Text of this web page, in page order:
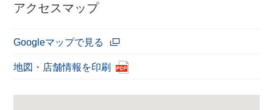
アクセスマップ
Googleマップで見る
地図・店舗情報を印刷